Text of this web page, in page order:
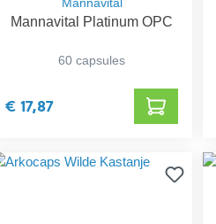
Mannavital
Mannavital Platinum OPC
60 capsules
€ 17,87